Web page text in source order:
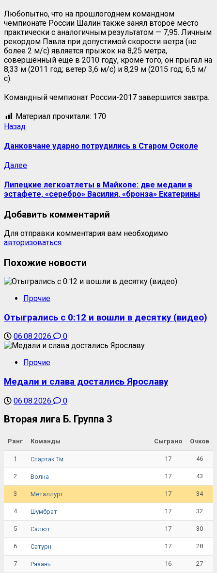
Любопытно, что на прошлогоднем командном
чемпионате России Шалин также занял второе место
практически с аналогичным результатом — 7,95. Личным
рекордом Павла при допустимой скорости ветра (не
более 2 м/с) является прыжок на 8,25 метра,
совершённый ещё в 2010 году, кроме того, он прыгал на
8,33 м (2011 год; ветер 3,6 м/с) и 8,29 м (2015 год; 6,5 м/
с).
Командный чемпионат России-2017 завершится завтра.
Материал прочитали: 170
Назад
Данковчане ударно потрудились в Старом Осколе
Далее
Липецкие легкоатлеты в Майкопе: две медали в
эстафете, «серебро» Василия, «бронза» Екатерины
Добавить комментарий
Для отправки комментария вам необходимо
авторизоваться.
Похожие новости
Прочие
Отыгрались с 0:12 и вошли в десятку (видео)
06.08.2026 0
Прочие
Медали и слава достались Ярославу
06.08.2026 0
Вторая лига Б. Группа 3
Ранг Команды Сыграно Очков
1 Спартак Тм 17 46
2 Волна 17 43
3 Металлург 17 34
4 Шумбрат 17 32
5 Салют 17 30
6 Сатурн 17 28
7 Рязань 16 27